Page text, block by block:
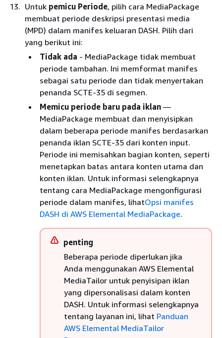
Untuk pemicu Periode, pilih cara MediaPackage
membuat periode deskripsi presentasi media
(MPD) dalam manifes keluaran DASH. Pilih dari
yang berikut ini:
Tidak ada - MediaPackage tidak membuat
periode tambahan. Ini memformat manifes
sebagai satu periode dan tidak menyertakan
penanda SCTE-35 di segmen.
Memicu periode baru pada iklan —
MediaPackage membuat dan menyisipkan
dalam beberapa periode manifes berdasarkan
penanda iklan SCTE-35 dari konten input.
Periode ini memisahkan bagian konten, seperti
menetapkan batas antara konten utama dan
konten iklan. Untuk informasi selengkapnya
tentang cara MediaPackage mengonfigurasi
periode dalam manifes, lihatOpsi manifes
DASH di AWS Elemental MediaPackage.
penting
Beberapa periode diperlukan jika
Anda menggunakan AWS Elemental
MediaTailor untuk penyisipan iklan
yang dipersonalisasi dalam konten
DASH. Untuk informasi selengkapnya
tentang layanan ini, lihat Panduan
AWS Elemental MediaTailor